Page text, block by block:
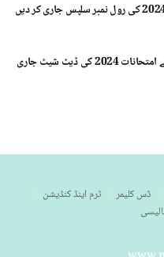
فیڈرل بورڈ نے 11 ویں ، 12 ویں کے امتحانات 2024 کی ڈیٹ شیٹ جاری
ڈس کلیمر
ٹرم اینڈ کنڈیشن